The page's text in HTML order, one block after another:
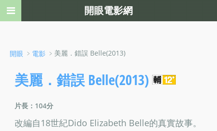
開眼 ﹥ 電影 ﹥美麗．錯誤 Belle(2013)
美麗．錯誤 Belle(2013)
片長：104分
改編自18世紀Dido Elizabeth Belle的真實故事。
開眼電影網